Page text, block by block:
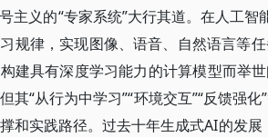
主义的“专家系统”大行其道。在人工
规律，实现图像、语音、自然语言等
建具有深度学习能力的计算模型而举
其“从行为中学习”“环境交互”“反馈强
和实践路径。过去十年生成式AI的发